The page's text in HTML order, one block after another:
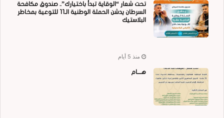
تحت شعار “الوقاية تبدأ باختيارك”.. صندوق مكافحة
السرطان يدشن الحملة الوطنية الـ11 للتوعية بمخاطر
البلاستيك
منذ 5 أيام
هــــام